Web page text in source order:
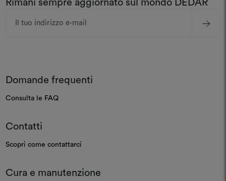
Rimani sempre aggiornato sul mondo DEDAR
Domande frequenti
Consulta le FAQ
Contatti
Scopri come contattarci
Cura e manutenzione